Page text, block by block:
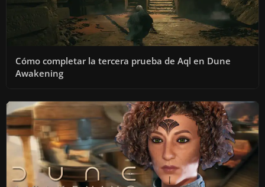
Cómo completar la tercera prueba de Aql en Dune
Awakening